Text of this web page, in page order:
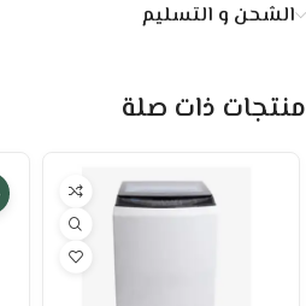
الشحن و التسليم
منتجات ذات صلة